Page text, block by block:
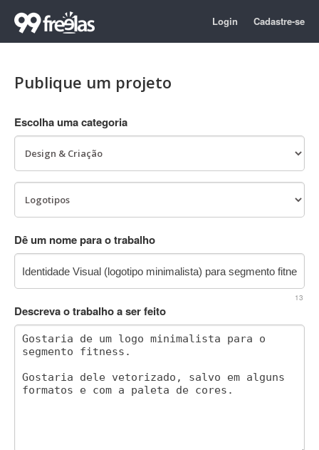
Login Cadastre-se
Publique um projeto
Escolha uma categoria
Dê um nome para o trabalho
13
Descreva o trabalho a ser feito